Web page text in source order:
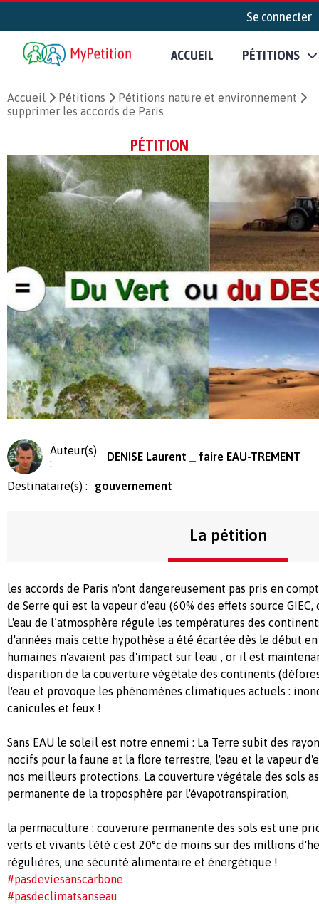
Se connecter
ACCUEIL PÉTITIONS
Accueil Pétitions
Pétitions nature et environnement
supprimer les accords de Paris
PÉTITION
Auteur(s)
:
DENISE Laurent _ faire EAU-TREMENT
Destinataire(s) : gouvernement
La pétition
les accords de Paris n'ont dangereusement pas pris en
de Serre qui est la vapeur d'eau (60% des effets source
L'eau de l’atmosphère régule les températures des
d'années mais cette hypothèse a été écartée dès le début
humaines n'avaient pas d'impact sur l'eau , or il est
disparition de la couverture végétale des continents
l'eau et provoque les phénomènes climatiques actuels :
canicules et feux !
Sans EAU le soleil est notre ennemi : La Terre subit des
nocifs pour la faune et la flore terrestre, l'eau et la vapeur
nos meilleurs protections. La couverture végétale des sols
permanente de la troposphère par l'évapotranspiration,
la permaculture : couverure permanente des sols est une
verts et vivants l'été c'est 20°c de moins sur des millions
régulières, une sécurité alimentaire et énergétique !
#pasdeviesanscarbone
#pasdeclimatsanseau